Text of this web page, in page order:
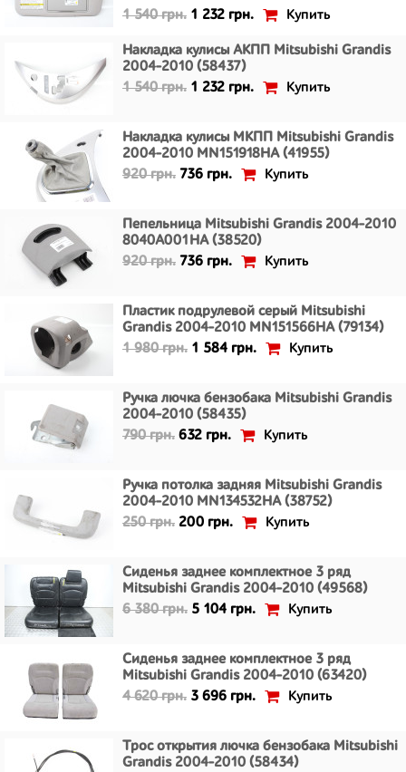
1 540 грн. 1 232 грн. Купить
Накладка кулисы АКПП Mitsubishi Grandis
2004-2010 (58437)
1 540 грн. 1 232 грн. Купить
Накладка кулисы МКПП Mitsubishi Grandis
2004-2010 MN151918HA (41955)
920 грн. 736 грн. Купить
Пепельница Mitsubishi Grandis 2004-2010
8040A001HA (38520)
920 грн. 736 грн. Купить
Пластик подрулевой серый Mitsubishi
Grandis 2004-2010 MN151566HA (79134)
1 980 грн. 1 584 грн. Купить
Ручка лючка бензобака Mitsubishi Grandis
2004-2010 (58435)
790 грн. 632 грн. Купить
Ручка потолка задняя Mitsubishi Grandis
2004-2010 MN134532HA (38752)
250 грн. 200 грн. Купить
Сиденья заднее комплектное 3 ряд
Mitsubishi Grandis 2004-2010 (49568)
6 380 грн. 5 104 грн. Купить
Сиденья заднее комплектное 3 ряд
Mitsubishi Grandis 2004-2010 (63420)
4 620 грн. 3 696 грн. Купить
Трос открытия лючка бензобака Mitsubishi
Grandis 2004-2010 (58434)